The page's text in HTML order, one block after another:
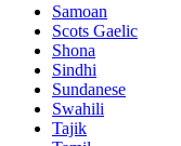
Samoan
Scots Gaelic
Shona
Sindhi
Sundanese
Swahili
Tajik